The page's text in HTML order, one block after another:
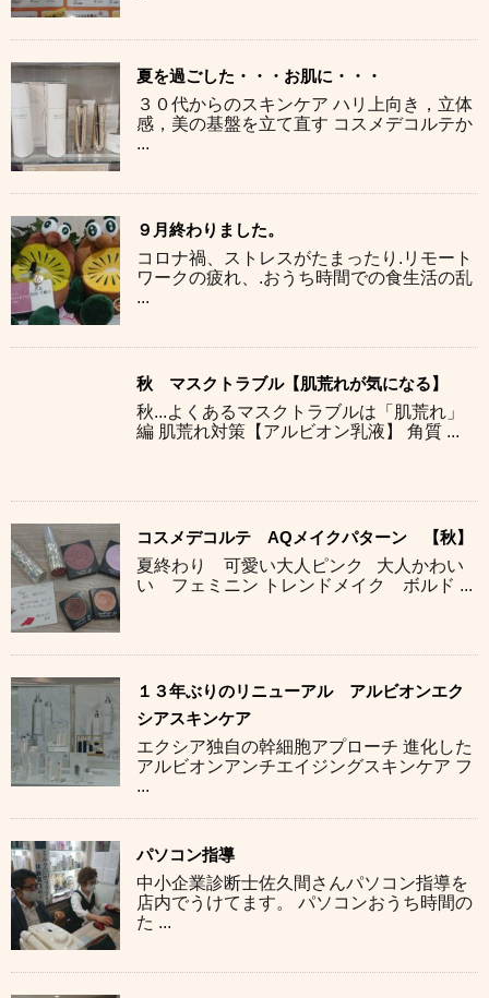
夏を過ごした・・・お肌に・・・
３０代からのスキンケア ハリ上向き，立体
感，美の基盤を立て直す コスメデコルテか
...
９月終わりました。
コロナ禍、ストレスがたまったり.リモート
ワークの疲れ、.おうち時間での食生活の乱
...
秋 マスクトラブル【肌荒れが気になる】
秋...よくあるマスクトラブルは「肌荒れ」
編 肌荒れ対策【アルビオン乳液】 角質 ...
コスメデコルテ AQメイクパターン 【秋】
夏終わり 可愛い大人ピンク 大人かわい
い フェミニン トレンドメイク ボルド ...
１３年ぶりのリニューアル アルビオンエク
シアスキンケア
エクシア独自の幹細胞アプローチ 進化した
アルビオンアンチエイジングスキンケア フ
...
パソコン指導
中小企業診断士佐久間さんパソコン指導を
店内でうけてます。 パソコンおうち時間の
た ...